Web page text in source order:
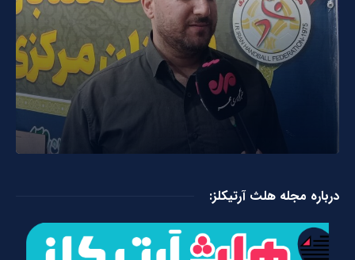
درباره مجله هلث آرتیکلز: